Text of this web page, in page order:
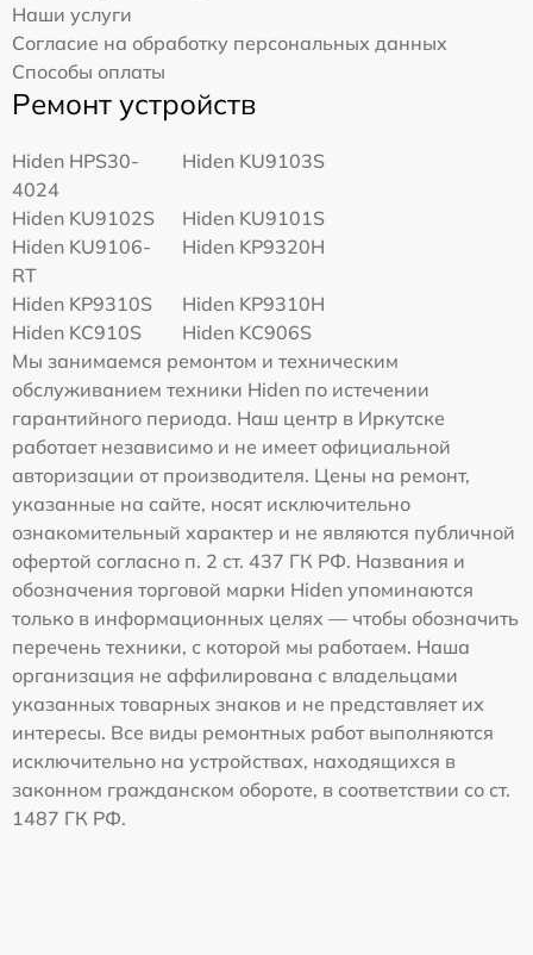
Наши услуги
Согласие на обработку персональных данных
Способы оплаты
Ремонт устройств
Hiden HPS30-
4024
Hiden KU9103S
Hiden KU9102S
Hiden KU9101S
Hiden KU9106-
RT
Hiden KP9320H
Hiden KP9310S
Hiden KP9310H
Hiden KC910S
Hiden KC906S
Мы занимаемся ремонтом и техническим
обслуживанием техники Hiden по истечении
гарантийного периода. Наш центр в Иркутске
работает независимо и не имеет официальной
авторизации от производителя. Цены на ремонт,
указанные на сайте, носят исключительно
ознакомительный характер и не являются публичной
офертой согласно п. 2 ст. 437 ГК РФ. Названия и
обозначения торговой марки Hiden упоминаются
только в информационных целях — чтобы обозначить
перечень техники, с которой мы работаем. Наша
организация не аффилирована с владельцами
указанных товарных знаков и не представляет их
интересы. Все виды ремонтных работ выполняются
исключительно на устройствах, находящихся в
законном гражданском обороте, в соответствии со ст.
1487 ГК РФ.